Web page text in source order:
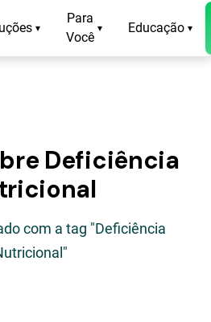
▾
Para
Você
▾ Educação ▾
Deficiência
com a tag "Deficiência